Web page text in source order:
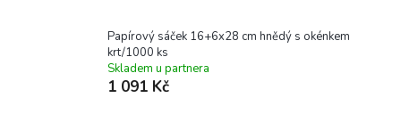
Papírový sáček 16+6x28 cm hnědý s okénkem
krt/1000 ks
Skladem u partnera
1 091 Kč